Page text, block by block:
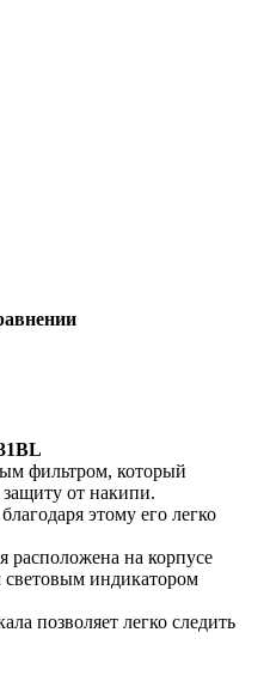
фильтром, который
от накипи.
этому его легко
на корпусе
индикатором
позволяет легко следить